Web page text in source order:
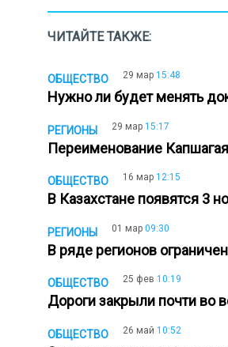
ЧИТАЙТЕ ТАКЖЕ:
ОБЩЕСТВО 29 мар 15:48
Нужно ли будет менять
РЕГИОНЫ 29 мар 15:17
Переименование
ОБЩЕСТВО 16 мар 12:15
В Казахстане появятся 3
РЕГИОНЫ 01 мар 09:30
В ряде регионов
ОБЩЕСТВО 25 фев 10:19
Дороги закрыли почти во
ОБЩЕСТВО 26 май 10:52